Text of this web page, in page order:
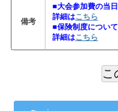
備考
■大会参加費の当
詳細はこちら
■保険制度について
詳細はこちら